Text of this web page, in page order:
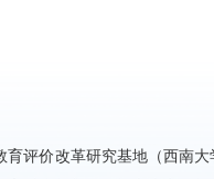
评价改革研究基地（西南